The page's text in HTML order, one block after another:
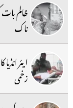
ظالم
ناک
زخمی